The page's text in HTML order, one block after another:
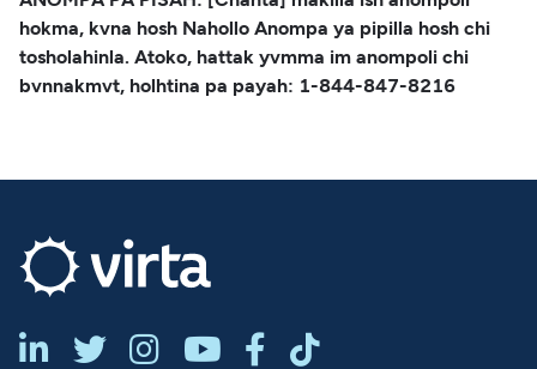
hokma, kvna hosh Nahollo Anompa ya pipilla hosh chi
tosholahinla. Atoko, hattak yvmma im anompoli chi
bvnnakmvt, holhtina pa payah: 1-844-847-8216
     